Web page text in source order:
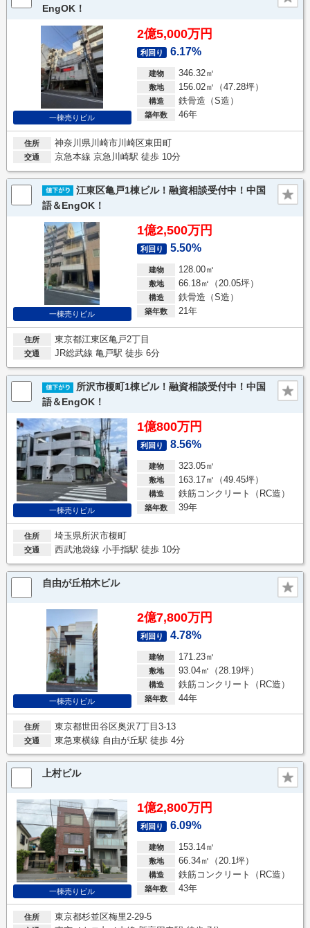
EngOK！
一棟売りビル
2億5,000万円
利回り 6.17%
建物 346.32㎡
敷地 156.02㎡（47.28坪）
構造 鉄骨造（S造）
築年数 46年
住所 神奈川県川崎市川崎区東田町
交通 京急本線 京急川崎駅 徒歩 10分
江東区亀戸1棟ビル！融資相談受付中！中国
語＆EngOK！
一棟売りビル
1億2,500万円
利回り 5.50%
建物 128.00㎡
敷地 66.18㎡（20.05坪）
構造 鉄骨造（S造）
築年数 21年
住所 東京都江東区亀戸2丁目
交通 JR総武線 亀戸駅 徒歩 6分
所沢市榎町1棟ビル！融資相談受付中！中国
語＆EngOK！
一棟売りビル
1億800万円
利回り 8.56%
建物 323.05㎡
敷地 163.17㎡（49.45坪）
構造 鉄筋コンクリート（RC造）
築年数 39年
住所 埼玉県所沢市榎町
交通 西武池袋線 小手指駅 徒歩 10分
自由が丘柏木ビル
一棟売りビル
2億7,800万円
利回り 4.78%
建物 171.23㎡
敷地 93.04㎡（28.19坪）
構造 鉄筋コンクリート（RC造）
築年数 44年
住所 東京都世田谷区奥沢7丁目3-13
交通 東急東横線 自由が丘駅 徒歩 4分
上村ビル
一棟売りビル
1億2,800万円
利回り 6.09%
建物 153.14㎡
敷地 66.34㎡（20.1坪）
構造 鉄筋コンクリート（RC造）
築年数 43年
住所 東京都杉並区梅里2-29-5